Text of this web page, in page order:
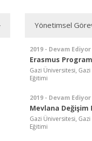
Yönetimsel
2019 - Devam Ediyor
Erasmus
Gazi Üniversitesi,
Eğitimi
2019 - Devam Ediyor
Mevlana Değişim
Gazi Üniversitesi,
Eğitimi